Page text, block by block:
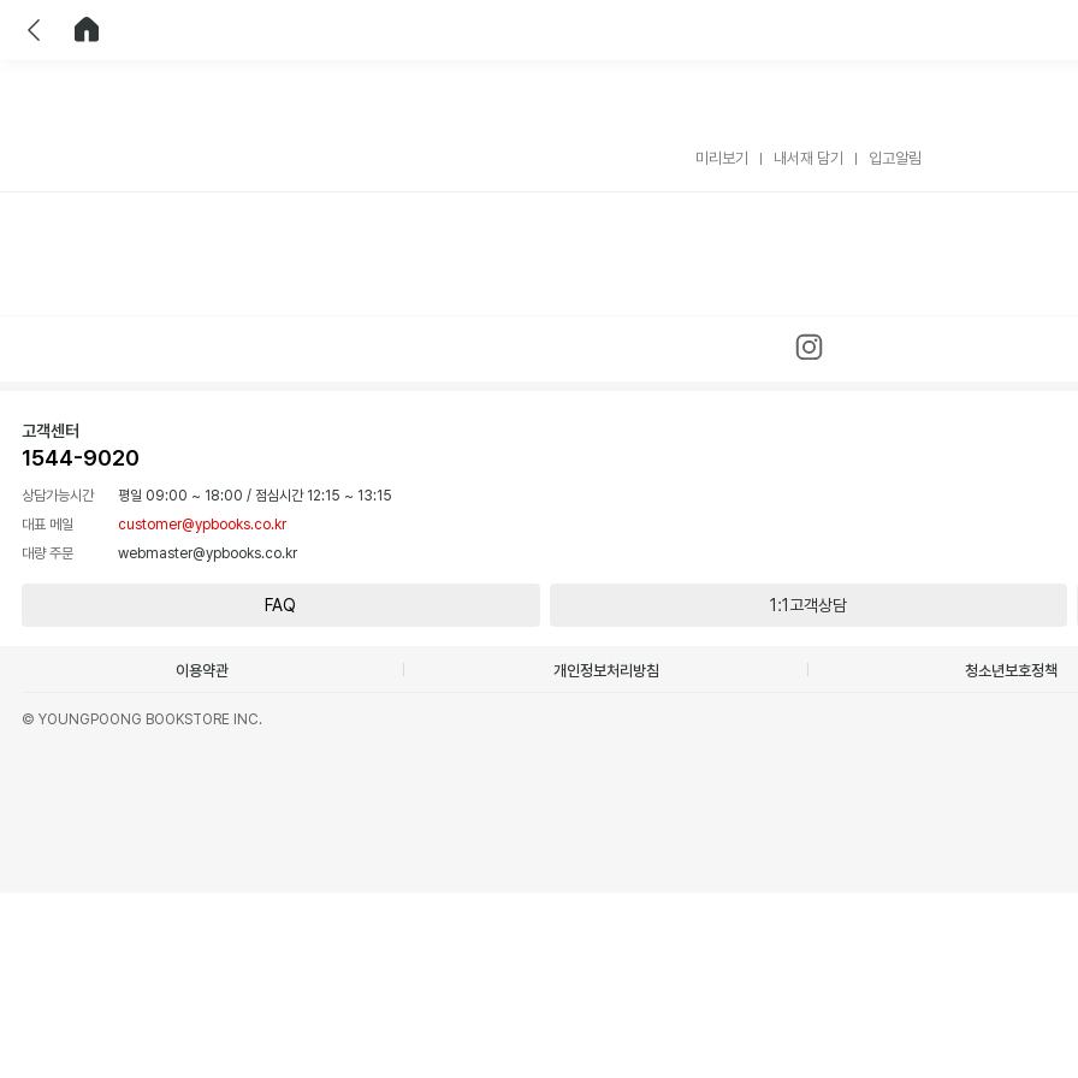
미리보기 내서재 담기 입고알림
고객센터
1544-9020
상담가능시간 평일 09:00 ~ 18:00 / 점심시간 12:15 ~ 13:15
대표 메일
customer@ypbooks.co.kr
대량 주문
webmaster@ypbooks.co.kr
FAQ 1:1고객상담
이용약관 개인정보처리방침 청소년보호정책
© YOUNGPOONG BOOKSTORE INC.